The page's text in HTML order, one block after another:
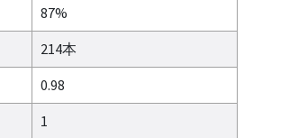
87%
214本
0.98
1